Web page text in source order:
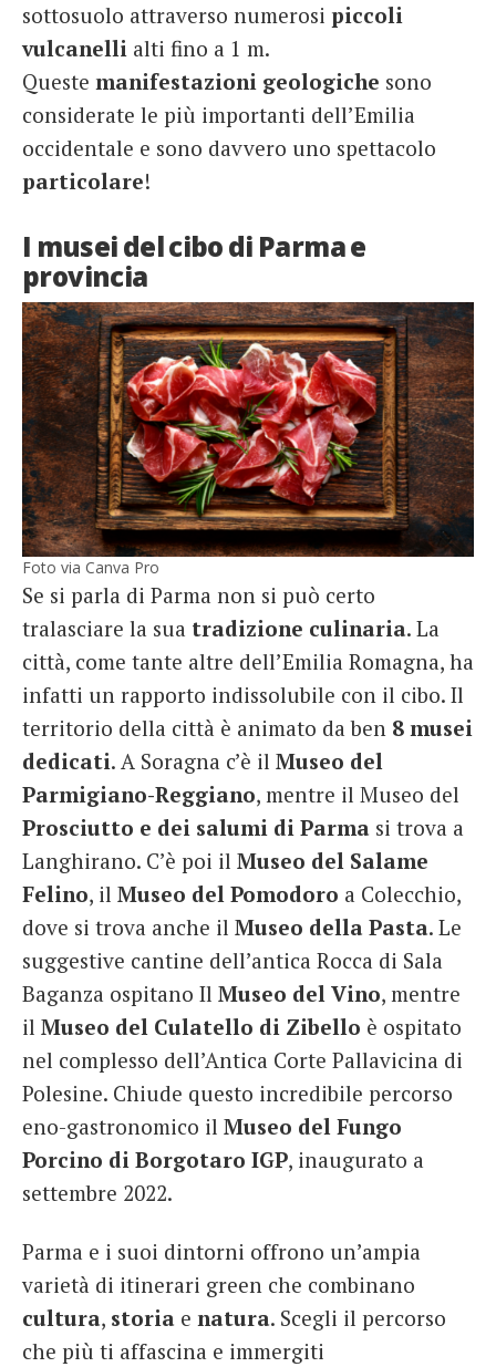
sottosuolo attraverso numerosi piccoli
vulcanelli alti fino a 1 m.
Queste manifestazioni geologiche sono
considerate le più importanti dell’Emilia
occidentale e sono davvero uno spettacolo
particolare!
I musei del cibo di Parma e
provincia
Foto via Canva Pro
Se si parla di Parma non si può certo
tralasciare la sua tradizione culinaria. La
città, come tante altre dell’Emilia Romagna, ha
infatti un rapporto indissolubile con il cibo. Il
territorio della città è animato da ben 8 musei
dedicati. A Soragna c’è il Museo del
Parmigiano-Reggiano, mentre il Museo del
Prosciutto e dei salumi di Parma si trova a
Langhirano. C’è poi il Museo del Salame
Felino, il Museo del Pomodoro a Colecchio,
dove si trova anche il Museo della Pasta. Le
suggestive cantine dell’antica Rocca di Sala
Baganza ospitano Il Museo del Vino, mentre
il Museo del Culatello di Zibello è ospitato
nel complesso dell’Antica Corte Pallavicina di
Polesine. Chiude questo incredibile percorso
eno-gastronomico il Museo del Fungo
Porcino di Borgotaro IGP, inaugurato a
settembre 2022.
Parma e i suoi dintorni offrono un’ampia
varietà di itinerari green che combinano
cultura, storia e natura. Scegli il percorso
che più ti affascina e immergiti